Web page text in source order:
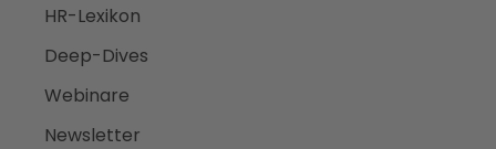
HR-Lexikon
Deep-Dives
Webinare
Newsletter